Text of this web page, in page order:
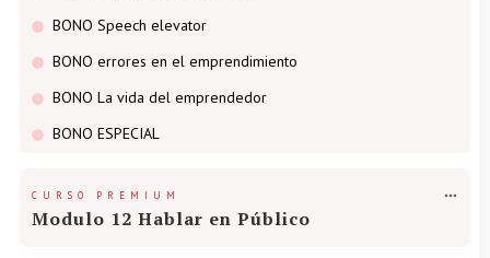
BONO Speech elevator
BONO errores en el emprendimiento
BONO La vida del emprendedor
BONO ESPECIAL
CURSO PREMIUM
Modulo 12 Hablar en Público